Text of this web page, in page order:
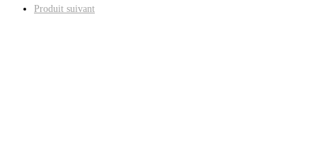
Produit suivant